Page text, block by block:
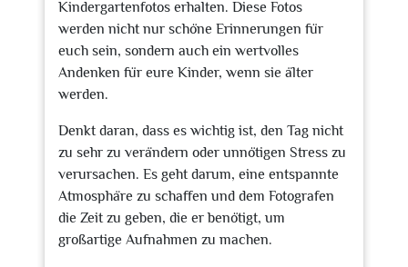
Kindergartenfotos erhalten. Diese Fotos
werden nicht nur schöne Erinnerungen für
euch sein, sondern auch ein wertvolles
Andenken für eure Kinder, wenn sie älter
werden.
Denkt daran, dass es wichtig ist, den Tag nicht
zu sehr zu verändern oder unnötigen Stress zu
verursachen. Es geht darum, eine entspannte
Atmosphäre zu schaffen und dem Fotografen
die Zeit zu geben, die er benötigt, um
großartige Aufnahmen zu machen.